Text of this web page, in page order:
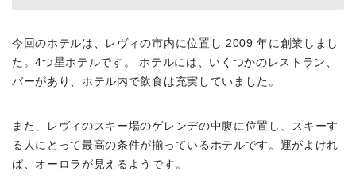
今回のホテルは、レヴィの市内に位置し 2009 年に創業しまし
た。4つ星ホテルです。 ホテルには、いくつかのレストラン、
バーがあり、ホテル内で飲食は充実していました。
また、レヴィのスキー場のゲレンデの中腹に位置し、スキーす
る人にとって最高の条件が揃っているホテルです。運がよけれ
ば、オーロラが見えるようです。